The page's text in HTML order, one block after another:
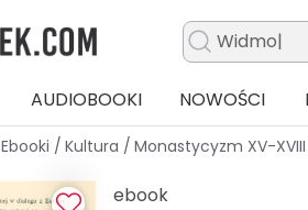
AUDIOBOOKI NOWOŚCI
Ebooki / Kultura / Monastycyzm XV-XVIII
ebook